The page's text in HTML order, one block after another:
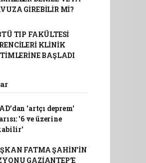
GİREBİLİR Mİ?
TIP FAKÜLTESİ
KLİNİK
BAŞLADI
'artçı deprem'
'6 ve üzerine
FATMA ŞAHİN’İN
GAZİANTEP’E